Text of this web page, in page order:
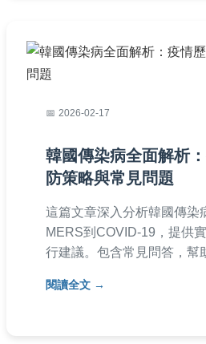
2026-02-17
韓國傳染病全面解析
防策略與常見問題
這篇文章深入分析韓國傳染
MERS到COVID-19，提供
行建議。包含常見問答，幫
的遊客或關心公共衛生的人
閱讀全文